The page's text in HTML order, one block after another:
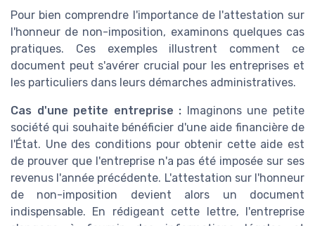
Pour bien comprendre l'importance de l'attestation sur
l'honneur de non-imposition, examinons quelques cas
pratiques. Ces exemples illustrent comment ce
document peut s'avérer crucial pour les entreprises et
les particuliers dans leurs démarches administratives.
Cas d'une petite entreprise : Imaginons une petite
société qui souhaite bénéficier d'une aide financière de
l'État. Une des conditions pour obtenir cette aide est
de prouver que l'entreprise n'a pas été imposée sur ses
revenus l'année précédente. L'attestation sur l'honneur
de non-imposition devient alors un document
indispensable. En rédigeant cette lettre, l'entreprise